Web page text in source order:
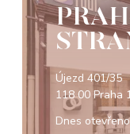
Újezd 401/35
118 00 Praha
Dnes